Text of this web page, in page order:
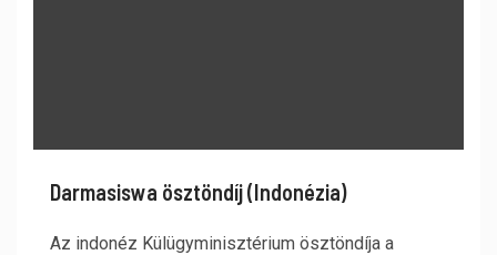
Darmasiswa ösztöndíj (Indonézia)
Az indonéz Külügyminisztérium ösztöndíja a